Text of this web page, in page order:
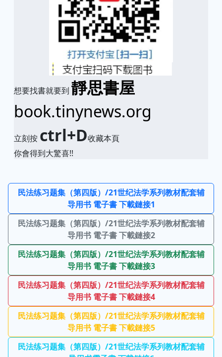
想要找書就要到 靜思書屋
book.tinynews.org
立刻按 ctrl+D收藏本頁
你會得到大驚喜!!
民法练习题集（第四版）/21世纪法学系列教材配套辅
导用书 電子書 下載鏈接1
民法练习题集（第四版）/21世纪法学系列教材配套辅
导用书 電子書 下載鏈接2
民法练习题集（第四版）/21世纪法学系列教材配套辅
导用书 電子書 下載鏈接3
民法练习题集（第四版）/21世纪法学系列教材配套辅
导用书 電子書 下載鏈接4
民法练习题集（第四版）/21世纪法学系列教材配套辅
导用书 電子書 下載鏈接5
民法练习题集（第四版）/21世纪法学系列教材配套辅